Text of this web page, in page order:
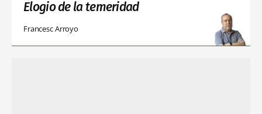
Elogio de la temeridad
Francesc Arroyo